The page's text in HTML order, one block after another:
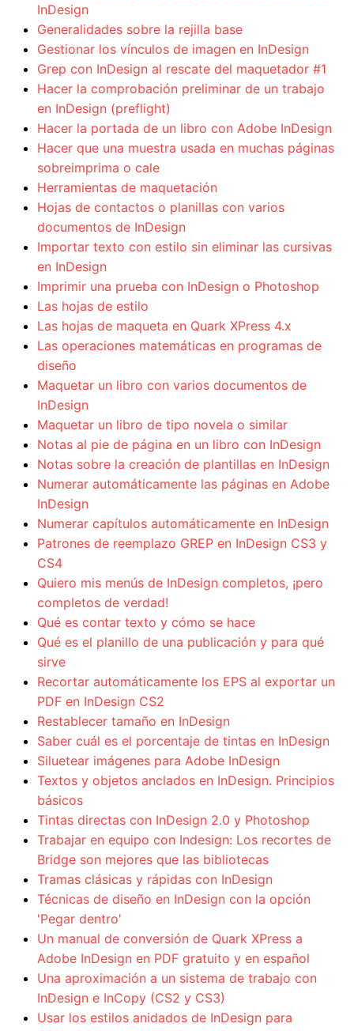
InDesign
Generalidades sobre la rejilla base
Gestionar los vínculos de imagen en InDesign
Grep con InDesign al rescate del maquetador #1
Hacer la comprobación preliminar de un trabajo
en InDesign (preflight)
Hacer la portada de un libro con Adobe InDesign
Hacer que una muestra usada en muchas páginas
sobreimprima o cale
Herramientas de maquetación
Hojas de contactos o planillas con varios
documentos de InDesign
Importar texto con estilo sin eliminar las cursivas
en InDesign
Imprimir una prueba con InDesign o Photoshop
Las hojas de estilo
Las hojas de maqueta en Quark XPress 4.x
Las operaciones matemáticas en programas de
diseño
Maquetar un libro con varios documentos de
InDesign
Maquetar un libro de tipo novela o similar
Notas al pie de página en un libro con InDesign
Notas sobre la creación de plantillas en InDesign
Numerar automáticamente las páginas en Adobe
InDesign
Numerar capítulos automáticamente en InDesign
Patrones de reemplazo GREP en InDesign CS3 y
CS4
Quiero mis menús de InDesign completos, ¡pero
completos de verdad!
Qué es contar texto y cómo se hace
Qué es el planillo de una publicación y para qué
sirve
Recortar automáticamente los EPS al exportar un
PDF en InDesign CS2
Restablecer tamaño en InDesign
Saber cuál es el porcentaje de tintas en InDesign
Siluetear imágenes para Adobe InDesign
Textos y objetos anclados en InDesign. Principios
básicos
Tintas directas con InDesign 2.0 y Photoshop
Trabajar en equipo con Indesign: Los recortes de
Bridge son mejores que las bibliotecas
Tramas clásicas y rápidas con InDesign
Técnicas de diseño en InDesign con la opción
'Pegar dentro'
Un manual de conversión de Quark XPress a
Adobe InDesign en PDF gratuito y en español
Una aproximación a un sistema de trabajo con
InDesign e InCopy (CS2 y CS3)
Usar los estilos anidados de InDesign para